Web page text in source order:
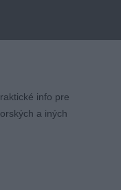
info pre
a iných